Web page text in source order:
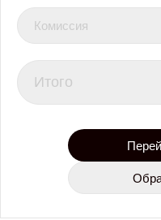
Комиссия
Итого